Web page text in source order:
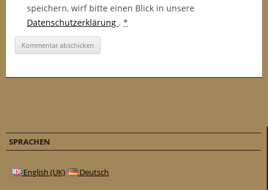
speichern, wirf bitte einen Blick in unsere
Datenschutzerklärung . *
SPRACHEN
English (UK) Deutsch